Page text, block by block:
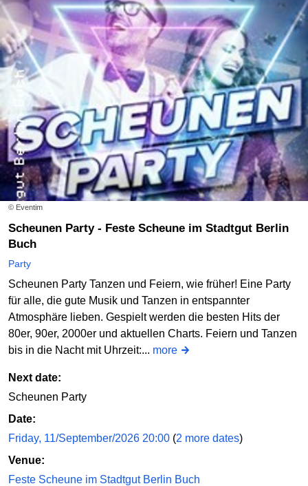
© Eventim
Scheunen Party - Feste Scheune im Stadtgut Berlin
Buch
Party
Scheunen Party Tanzen und Feiern, wie früher! Eine Party
für alle, die gute Musik und Tanzen in entspannter
Atmosphäre lieben. Gespielt werden die besten Hits der
80er, 90er, 2000er und aktuellen Charts. Feiern und Tanzen
bis in die Nacht mit Uhrzeit:... more
Next date:
Scheunen Party
Date:
Friday, 11/September/2026 20:00 (2 more dates)
Venue:
Feste Scheune im Stadtgut Berlin Buch